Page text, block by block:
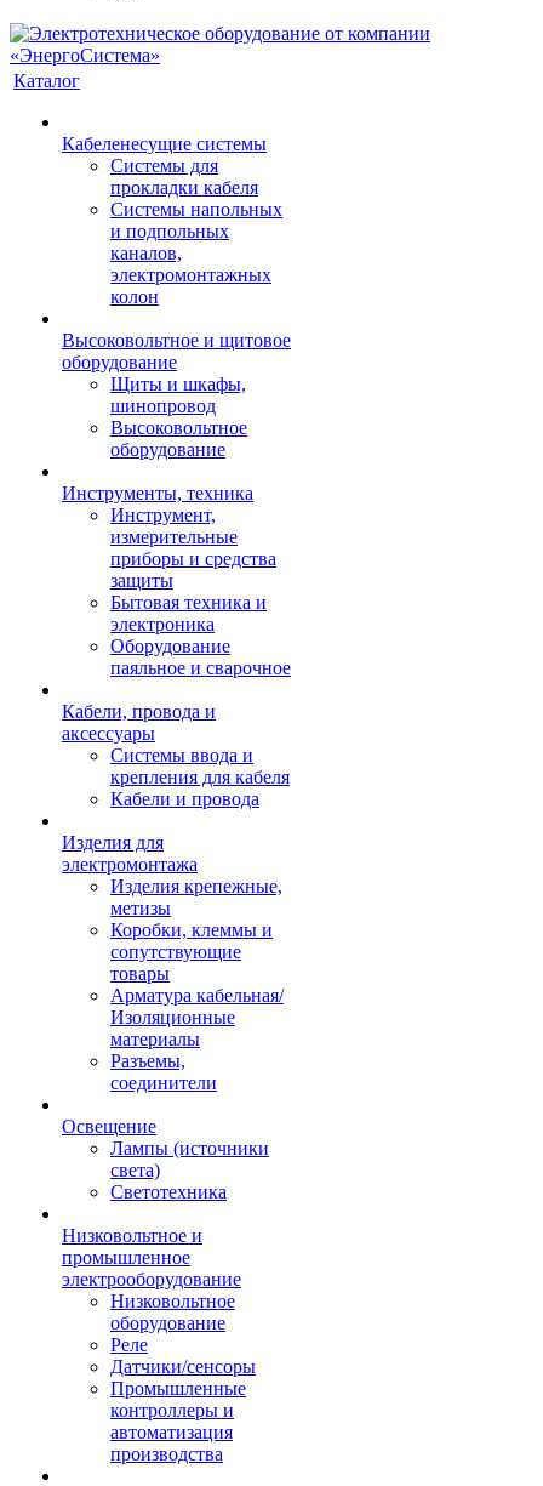
Каталог
Кабеленесущие системы
Системы для
прокладки кабеля
Системы напольных
и подпольных
каналов,
электромонтажных
колон
Высоковольтное и щитовое
оборудование
Щиты и шкафы,
шинопровод
Высоковольтное
оборудование
Инструменты, техника
Инструмент,
измерительные
приборы и средства
защиты
Бытовая техника и
электроника
Оборудование
паяльное и сварочное
Кабели, провода и
аксессуары
Системы ввода и
крепления для кабеля
Кабели и провода
Изделия для
электромонтажа
Изделия крепежные,
метизы
Коробки, клеммы и
сопутствующие
товары
Арматура кабельная/
Изоляционные
материалы
Разъемы,
соединители
Освещение
Лампы (источники
света)
Светотехника
Низковольтное и
промышленное
электрооборудование
Низковольтное
оборудование
Реле
Датчики/сенсоры
Промышленные
контроллеры и
автоматизация
производства